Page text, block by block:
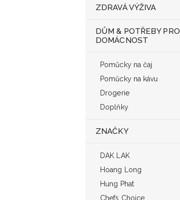
ZDRAVÁ VÝŽIVA
DŮM & POTŘEBY PRO
DOMÁCNOST
Pomůcky na čaj
Pomůcky na kávu
Drogerie
Doplňky
ZNAČKY
DAK LAK
Hoang Long
Hung Phat
Chefs Choice